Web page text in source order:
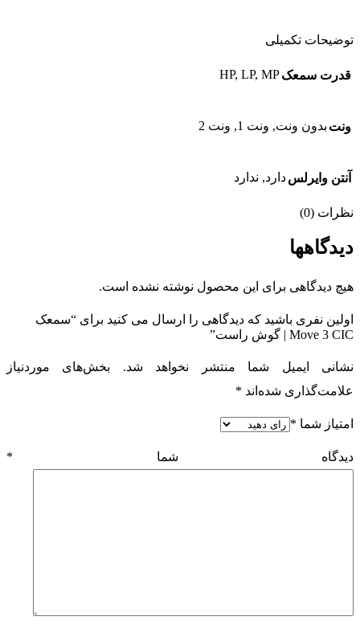
توضیحات تکمیلی
قدرت سمعکHP, LP, MP
ونت بدون ونت, ونت 1, ونت 2
آنتن وایرلسدارد, ندارد
نظرات (0)
دیدگاهها
هیچ دیدگاهی برای این محصول نوشته نشده است.
اولین نفری باشید که دیدگاهی را ارسال می کنید برای “سمعک
Move 3 CIC | گوش راست”
نشانی ایمیل شما منتشر نخواهد شد.
بخش‌های موردنیاز
علامت‌گذاری شده‌اند *
امتیاز شما *
دیدگاه شما *